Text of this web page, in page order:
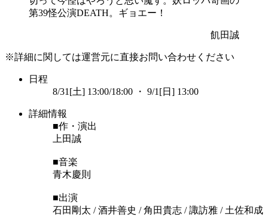
第39怪公演DEATH。ギョエー！
飢田誠
※詳細に関しては運営元に直接お問い合わせください
日程
8/31[土] 13:00/18:00 ・ 9/1[日] 13:00
詳細情報
■作・演出
上田誠
■音楽
青木慶則
■出演
石田剛太 / 酒井善史 / 角田貴志 / 諏訪雅 / 土佐和成